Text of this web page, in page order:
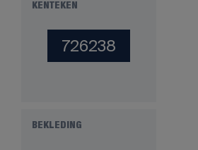
KENTEKEN
726238
BEKLEDING